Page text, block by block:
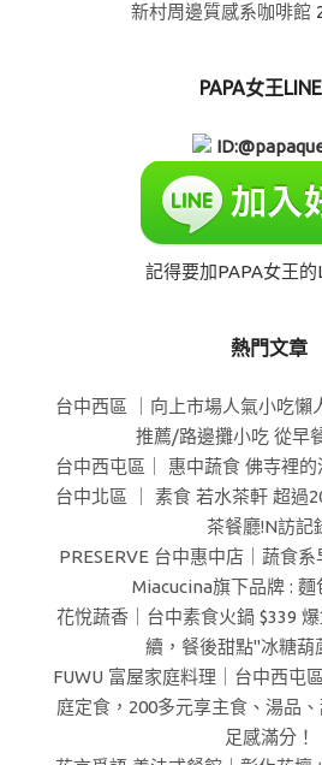
新村周邊質感系咖啡館
PAPA女王
記得要加PAPA女王的
熱門文章
台中西區 ｜向上市場人氣小吃懶
推薦/路邊攤小吃 從早
台中西屯區｜ 惠中蔬食 佛寺裡
台中北區 ｜ 素食 若水茶軒 超過
茶餐廳!N訪記
PRESERVE 台中惠中店｜蔬食
Miacucina旗下品牌 : 麵
花悅蔬香｜台中素食火鍋 $339
續，餐後甜點"冰糖葫
FUWU 富屋家庭料理｜台中西屯
庭定食，200多元享主食、湯品
足感滿分！